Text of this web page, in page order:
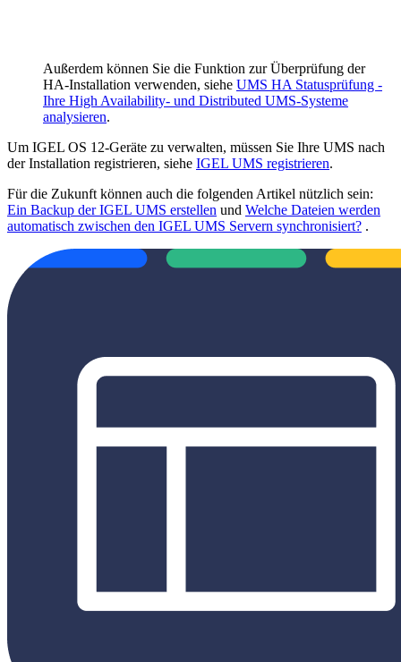
Außerdem können Sie die Funktion zur Überprüfung der
HA-Installation verwenden, siehe UMS HA Statusprüfung -
Ihre High Availability- und Distributed UMS-Systeme
analysieren.
Um IGEL OS 12-Geräte zu verwalten, müssen Sie Ihre UMS nach
der Installation registrieren, siehe IGEL UMS registrieren.
Für die Zukunft können auch die folgenden Artikel nützlich sein:
Ein Backup der IGEL UMS erstellen und Welche Dateien werden
automatisch zwischen den IGEL UMS Servern synchronisiert? .